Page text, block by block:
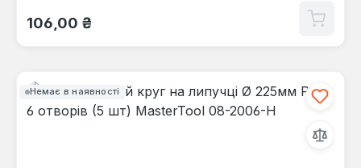
Звичайна ціна:
106,00 ₴
Немає в наявності